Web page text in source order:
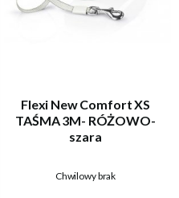
Flexi New Comfort XS
TAŚMA 3M- RÓŻOWO-
szara
Chwilowy brak